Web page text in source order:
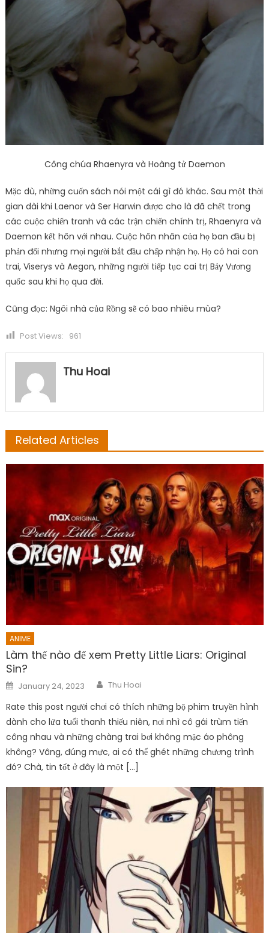
Công chúa Rhaenyra và Hoàng tử Daemon
Mặc dù, những cuốn sách nói một cái gì đó khác. Sau một thời
gian dài khi Laenor và Ser Harwin được cho là đã chết trong
các cuộc chiến tranh và các trận chiến chính trị, Rhaenyra và
Daemon kết hôn với nhau. Cuộc hôn nhân của họ ban đầu bị
phản đối nhưng mọi người bắt đầu chấp nhận họ. Họ có hai con
trai, Viserys và Aegon, những người tiếp tục cai trị Bảy Vương
quốc sau khi họ qua đời.
Cũng đọc: Ngôi nhà của Rồng sẽ có bao nhiêu mùa?
Post Views: 961
Thu Hoai
Related Articles
ANIME
Làm thế nào để xem Pretty Little Liars: Original
Sin?
Posted
on
January 24, 2023 Author
Thu Hoai
Rate this post người chơi có thích những bộ phim truyền hình
dành cho lứa tuổi thanh thiếu niên, nơi nhì cô gái trùm tiến
công nhau và những chàng trai bơi không mặc áo phông
không? Vâng, đúng mực, ai có thể ghét những chương trình
đó? Chà, tin tốt ở đây là một […]